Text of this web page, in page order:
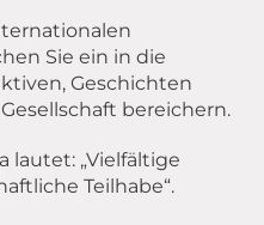
Sie ein in die
Geschichten
bereichern.
lautet: „Vielfältige
Teilhabe“.